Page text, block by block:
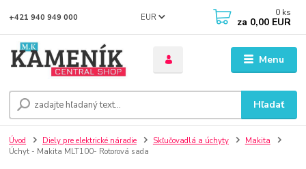
Menu
EUR
Hľadať
+421 940 949 000 0 ks
za 0,00 EUR
Úvod Diely pre elektrické náradie Skľučovadlá a úchyty
Makita
Úchyt - Makita MLT100- Rotorová sada